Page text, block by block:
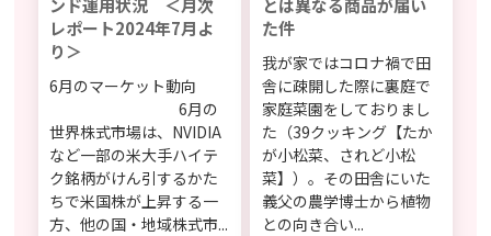
ンド運用状況 ＜月次
レポート2024年7月よ
り＞
6月のマーケット動向
6月の
世界株式市場は、NVIDIA
など一部の米大手ハイテ
ク銘柄がけん引するかた
ちで米国株が上昇する一
方、他の国・地域株式市...
とは異なる商品が届い
た件
我が家ではコロナ禍で田
舎に疎開した際に裏庭で
家庭菜園をしておりまし
た（39クッキング【たか
が小松菜、されど小松
菜】）。その田舎にいた
義父の農学博士から植物
との向き合い...